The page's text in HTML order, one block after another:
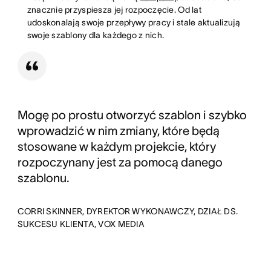
znacznie przyspiesza jej rozpoczęcie. Od lat
udoskonalają swoje przepływy pracy i stale aktualizują
swoje szablony dla każdego z nich.
Mogę po prostu otworzyć szablon i szybko
wprowadzić w nim zmiany, które będą
stosowane w każdym projekcie, który
rozpoczynany jest za pomocą danego
szablonu.
CORRI SKINNER, DYREKTOR WYKONAWCZY, DZIAŁ DS.
SUKCESU KLIENTA, VOX MEDIA